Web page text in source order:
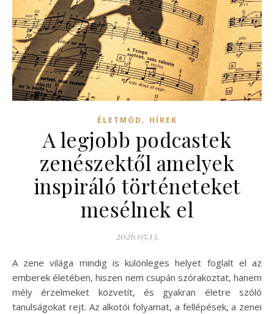
ÉLETMÓD , HÍREK
A legjobb podcastek
zenészektől amelyek
inspiráló történeteket
mesélnek el
2026.05.13.
A zene világa mindig is különleges helyet foglalt el az
emberek életében, hiszen nem csupán szórakoztat, hanem
mély érzelmeket közvetít, és gyakran életre szóló
tanulságokat rejt. Az alkotói folyamat, a fellépések, a zenei